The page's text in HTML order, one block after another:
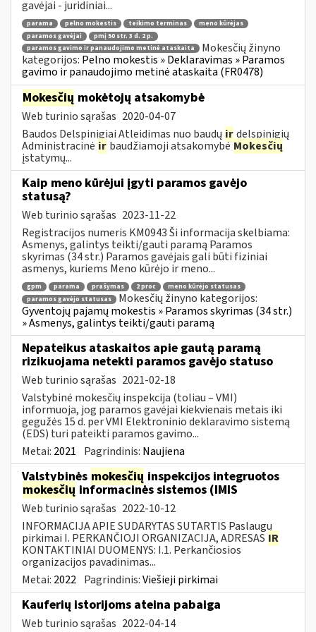
gavėjai - juridiniai...
parama pelno mokestis teikimo terminas
meno kūrėjas
paramos gavėjai
pmį 50 str. 3 d. 2 p.
paramos gavimo ir panaudojimo metinė ataskaita
Mokesčių žinyno
kategorijos: Pelno mokestis » Deklaravimas » Paramos
gavimo ir panaudojimo metinė ataskaita (FR0478)
Mokesčių mokėtojų atsakomybė
Web turinio sąrašas 2020-04-07
Baudos Delspinigiai Atleidimas nuo baudų irdelspinigių
Administracinė ir baudžiamoji atsakomybėMokesčių
įstatymų...
Kaip meno kūrėjui įgyti paramos gavėjo
statusą?
Web turinio sąrašas 2023-11-22
Registracijos numeris KM0943 Ši informacija skelbiama:
Asmenys, galintys teikti/gauti paramą Paramos
skyrimas (34 str.) Paramos gavėjais gali būti fiziniai
asmenys, kuriems Meno kūrėjo ir meno...
gpm parama prašymas 2 proc
meno kūrėjo statusas
paramos gavėjo statusas
Mokesčių žinyno kategorijos:
Gyventojų pajamų mokestis » Paramos skyrimas (34 str.)
» Asmenys, galintys teikti/gauti paramą
Nepateikus ataskaitos apie gautą paramą
rizikuojama netekti paramos gavėjo statuso
Web turinio sąrašas 2021-02-18
Valstybinė mokesčių inspekcija (toliau – VMI)
informuoja, jog paramos gavėjai kiekvienais metais iki
gegužės 15 d. per VMI Elektroninio deklaravimo sistemą
(EDS) turi pateikti paramos gavimo...
Metai: 2021 Pagrindinis: Naujiena
Valstybinės mokesčių inspekcijos integruotos
mokesčių informacinės sistemos (IMIS
Web turinio sąrašas 2022-10-12
INFORMACIJA APIE SUDARYTAS SUTARTIS Paslaugų
pirkimai I. PERKANČIOJI ORGANIZACIJA, ADRESAS IR
KONTAKTINIAI DUOMENYS: I.1. Perkančiosios
organizacijos pavadinimas...
Metai: 2022 Pagrindinis:Viešieji pirkimai
Kauferių istorijoms ateina pabaiga
Web turinio sąrašas 2022-04-14